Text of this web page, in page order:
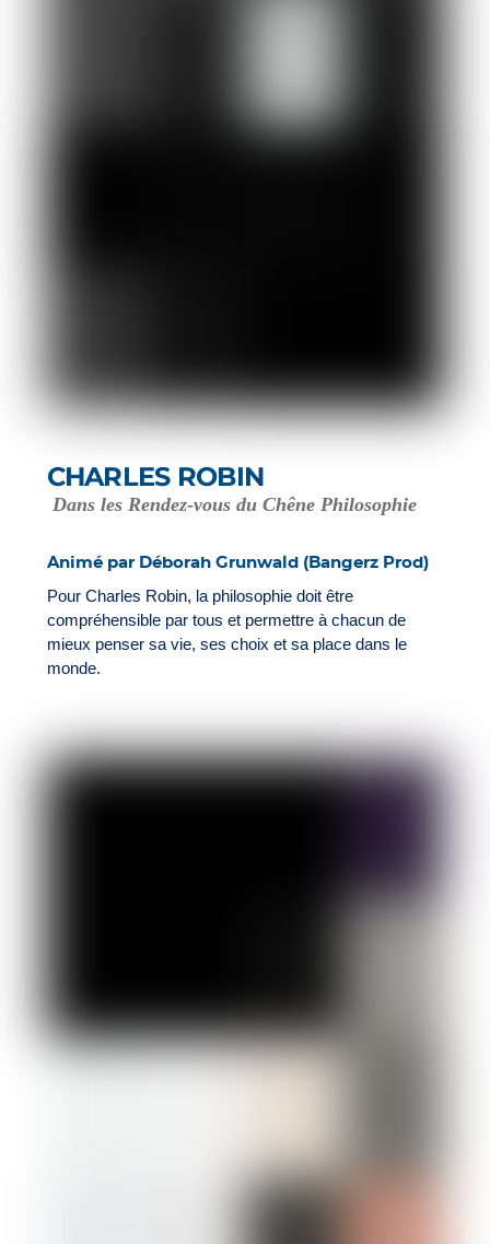
CHARLES ROBIN
Dans les Rendez-vous du Chêne Philosophie
Animé par Déborah Grunwald (Bangerz Prod)
Pour Charles Robin, la philosophie doit être
compréhensible par tous et permettre à chacun de
mieux penser sa vie, ses choix et sa place dans le
monde.